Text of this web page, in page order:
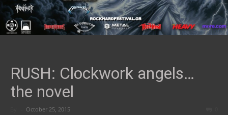
RUSH: Clockwork angels…
the novel
October 25, 2015